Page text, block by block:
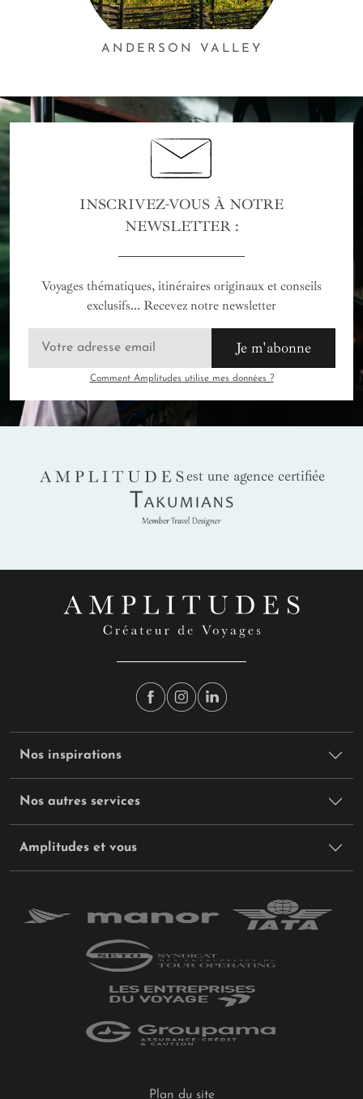
ANDERSON VALLEY
INSCRIVEZ-VOUS À NOTRE
NEWSLETTER :
Voyages thématiques, itinéraires originaux et conseils
exclusifs... Recevez notre newsletter
Je m'abonne
Comment Amplitudes utilise mes données ?
AMPLITUDES
est une agence certifiée
Takumians
Nos inspirations
Nos autres services
Amplitudes et vous
Plan du site